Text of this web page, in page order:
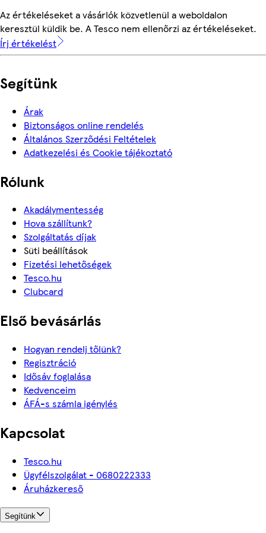
Az értékeléseket a vásárlók közvetlenül a weboldalon
keresztül küldik be. A Tesco nem ellenőrzi az értékeléseket.
Írj értékelést
Segítünk
Árak
Biztonságos online rendelés
Általános Szerződési Feltételek
Adatkezelési és Cookie tájékoztató
Rólunk
Akadálymentesség
Hova szállítunk?
Szolgáltatás díjak
Süti beállítások
Fizetési lehetőségek
Tesco.hu
Clubcard
Első bevásárlás
Hogyan rendelj tőlünk?
Regisztráció
Idősáv foglalása
Kedvenceim
ÁFÁ-s számla igénylés
Kapcsolat
Tesco.hu
Ügyfélszolgálat - 0680222333
Áruházkereső
Segítünk